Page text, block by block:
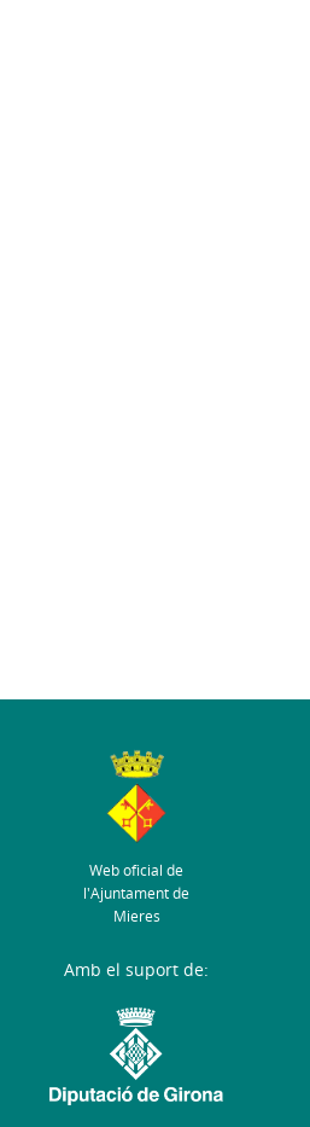
Web oficial de
l'Ajuntament de
Mieres
Amb el suport de: